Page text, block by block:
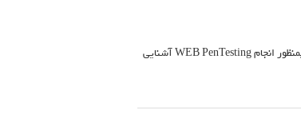
برای اولین بار در ایران برگزاری دوره پیشرفته WEB PenTest بر اساس SANS آشنایی با متدولوژی 4 مرحله ای SANS بمنظور انجام WEB PenTesting آشنایی